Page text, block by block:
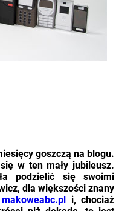
goszczą na blogu.
w ten mały jubileusz.
podzielić się swoimi
dla większości znany
makoweabc.pl i, chociaż